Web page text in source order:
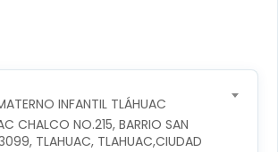
INFANTIL TLÁHUAC
CHALCO NO.215, BARRIO SAN
TLAHUAC, TLAHUAC,CIUDAD